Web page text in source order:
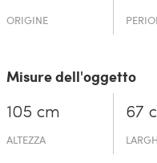
ORIGINE
Misure dell'oggetto
105 cm
ALTEZZA
67